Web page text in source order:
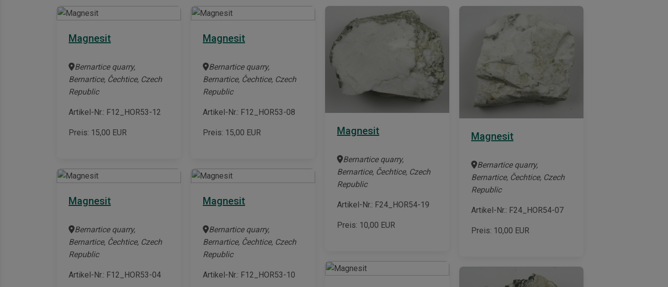
Magnesit
Bernartice quarry,
Bernartice, Čechtice, Czech
Republic
Artikel-Nr.: F12_HOR53-12
Preis: 15,00 EUR
Magnesit
Bernartice quarry,
Bernartice, Čechtice, Czech
Republic
Artikel-Nr.: F12_HOR53-08
Preis: 15,00 EUR Magnesit
Bernartice quarry,
Bernartice, Čechtice, Czech
Republic
Artikel-Nr.: F24_HOR54-19
Preis: 10,00 EUR
Magnesit
Bernartice quarry,
Bernartice, Čechtice, Czech
Republic
Artikel-Nr.: F24_HOR54-07
Preis: 10,00 EUR
Magnesit
Bernartice quarry,
Bernartice, Čechtice, Czech
Republic
Artikel-Nr.: F12_HOR53-04
Magnesit
Bernartice quarry,
Bernartice, Čechtice, Czech
Republic
Artikel-Nr.: F12_HOR53-10